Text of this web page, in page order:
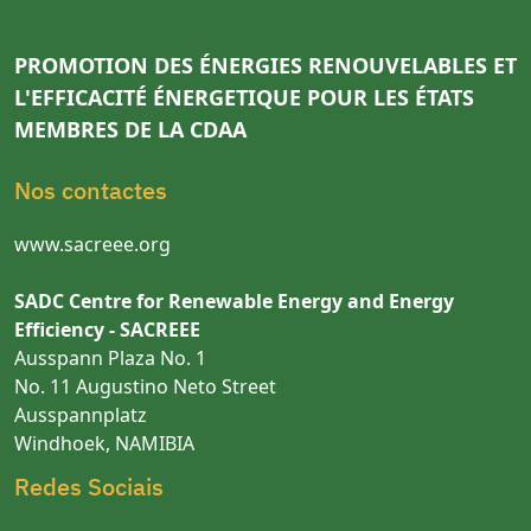
PROMOTION DES ÉNERGIES RENOUVELABLES ET
L'EFFICACITÉ ÉNERGETIQUE POUR LES ÉTATS
MEMBRES DE LA CDAA
Nos contactes
www.sacreee.org
SADC Centre for Renewable Energy and Energy
Efficiency - SACREEE
Ausspann Plaza No. 1
No. 11 Augustino Neto Street
Ausspannplatz
Windhoek, NAMIBIA
Redes Sociais